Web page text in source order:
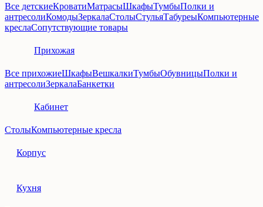
Все детскиеКроватиМатрасыШкафыТумбыПолки и
антресолиКомодыЗеркалаСтолыСтульяТабуреыКомпьютерные
креслаСопутствующие товары
Прихожая
Все прихожиеШкафыВешкалкиТумбыОбувницыПолки и
антресолиЗеркалаБанкетки
Кабинет
СтолыКомпьютерные кресла
Корпус
Кухня